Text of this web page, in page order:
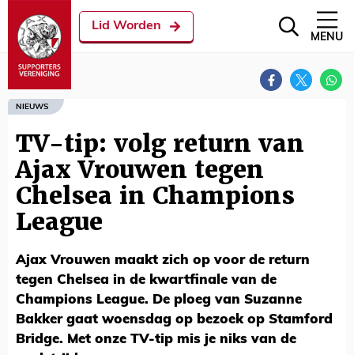
Lid Worden
MENU
NIEUWS
TV-tip: volg return van
Ajax Vrouwen tegen
Chelsea in Champions
League
Ajax Vrouwen maakt zich op voor de return
tegen Chelsea in de kwartfinale van de
Champions League. De ploeg van Suzanne
Bakker gaat woensdag op bezoek op Stamford
Bridge. Met onze TV-tip mis je niks van de